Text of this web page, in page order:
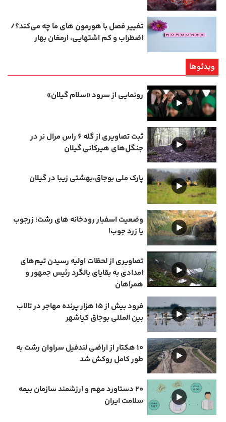
تغییر فصل با هورمون‌ های ما چه می‌کند؟/
اضطراب و کم‌ اشتهایی، ارمغان بهار
ویدئوها
رونمایی از سرود «سلام گیلان»
ثبت تصاویری از گله ۶ راس مرال نر در
جنگل‌های هیرکانی گیلان
پارک ملی بوجاق،بهشتی زیبا در گیلان
وضعیت اسفبار رودخانه های رشت؛ زرجوب
یا زرد جوب!
تصاویری از لحظات اولیه رسیدن تیم‌های
امدادی به بقایای بالگرد رئیس جمهور و
همراهان
فرود بیش از ۱۵ هزار پرنده مهاجر در تالاب
بین المللی بوجاق کیاشهر
۱۰ هکتار از اراضی لندفیل سراوان رشت به
طور کامل روکش شد
۲۰ دستاورد مهم و ارزشمند سازمان بیمه
سلامت ایران